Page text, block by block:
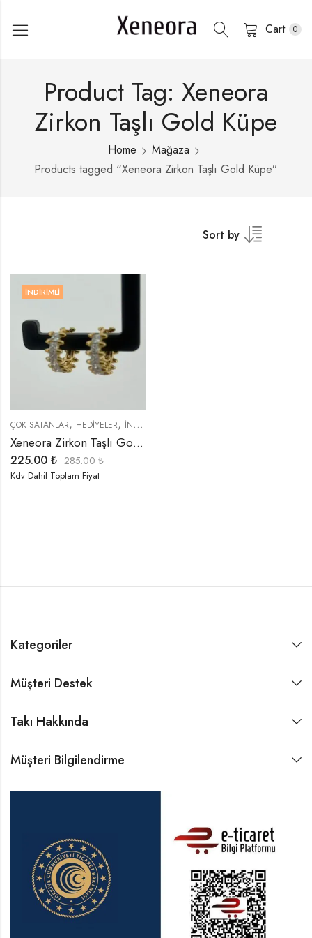
Cart 0
Product Tag: Xeneora
Zirkon Taşlı Gold Küpe
Home
Mağaza
Products tagged “Xeneora Zirkon Taşlı Gold Küpe”
Sort by
İNDIRIMLI
ÇOK SATANLAR, HEDIYELER, İNDIRIMLI ÜRÜNLER
Xeneora Zirkon Taşlı Gold Küpe
225.00 ₺ 285.00₺
Kdv Dahil Toplam Fiyat
Kategoriler
Müşteri Destek
Takı Hakkında
Müşteri Bilgilendirme